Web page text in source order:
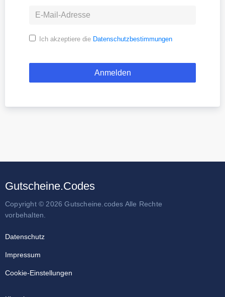
Ich akzeptiere die Datenschutzbestimmungen
Gutscheine.Codes
Copyright © 2026 Gutscheine.codes Alle Rechte
vorbehalten.
Datenschutz
Impressum
Cookie-Einstellungen